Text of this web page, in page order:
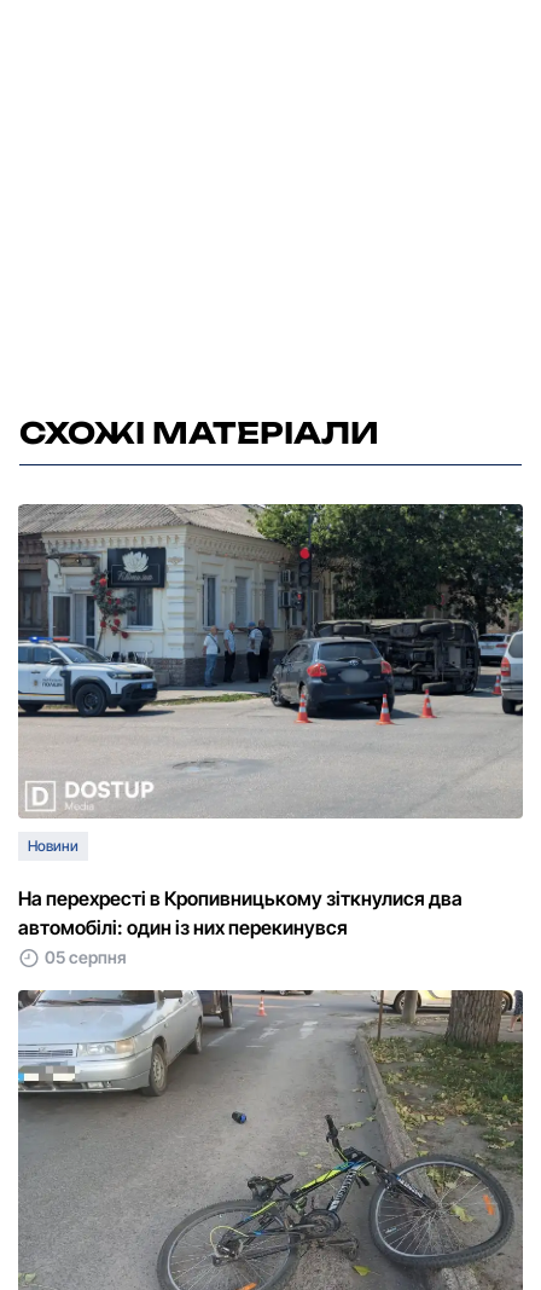
СХОЖІ МАТЕРІАЛИ
Новини
На перехресті в Кропивницькому зіткнулися два
автомобілі: один із них перекинувся
05 серпня